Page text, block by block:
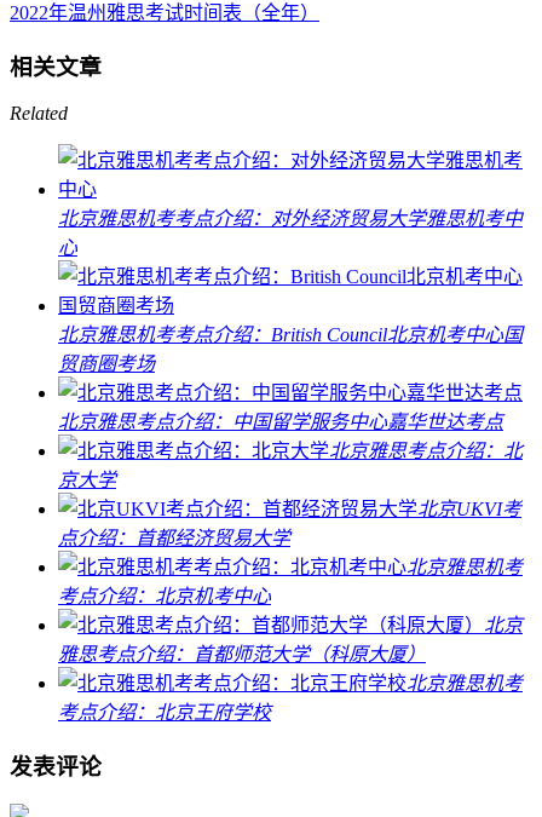
2022年温州雅思考试时间表（全年）
相关文章
Related
北京雅思机考考点介绍：对外经济贸易大学雅思机考中
心
北京雅思机考考点介绍：British Council北京机考中心国
贸商圈考场
北京雅思考点介绍：中国留学服务中心嘉华世达考点
北京雅思考点介绍：北
京大学
北京UKVI考
点介绍：首都经济贸易大学
北京雅思机考
考点介绍：北京机考中心
北京
雅思考点介绍：首都师范大学（科原大厦）
北京雅思机考
考点介绍：北京王府学校
发表评论